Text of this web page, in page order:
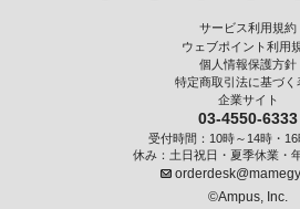
サービス利用規約
ウェブポイント利用
個人情報保護方針
特定商取引法に基づく
企業サイト
03-4550-6333
受付時間：10時～14時・
休み：土日祝日・夏季休業・
©Ampus, Inc.